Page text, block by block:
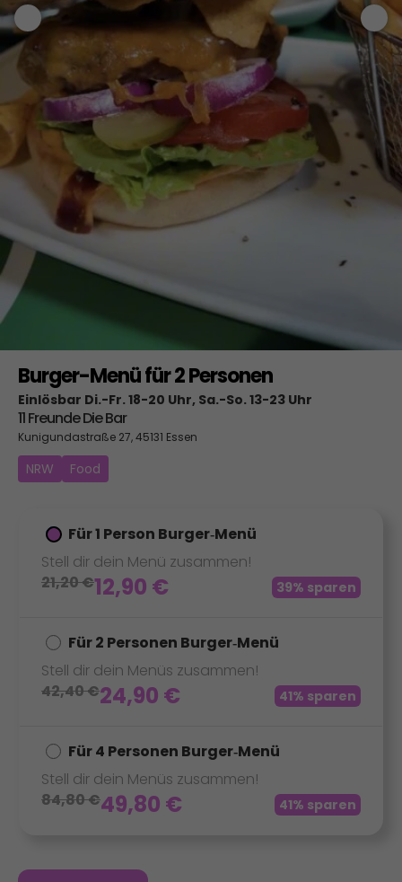
Burger-Menü für 2 Personen
Einlösbar Di.-Fr. 18-20 Uhr, Sa.-So. 13-23 Uhr
11 Freunde Die Bar
Kunigundastraße 27, 45131 Essen
NRW Food
Für 1 Person Burger‑Menü
Stell dir dein Menü zusammen!
21,20€12,90 € 39% sparen
Für 2 Personen Burger‑Menü
Stell dir dein Menüs zusammen!
42,40€24,90 € 41% sparen
Für 4 Personen Burger‑Menü
Stell dir dein Menüs zusammen!
84,80€49,80 € 41% sparen